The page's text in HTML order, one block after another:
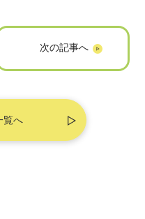
「買取グース」に
覧へ